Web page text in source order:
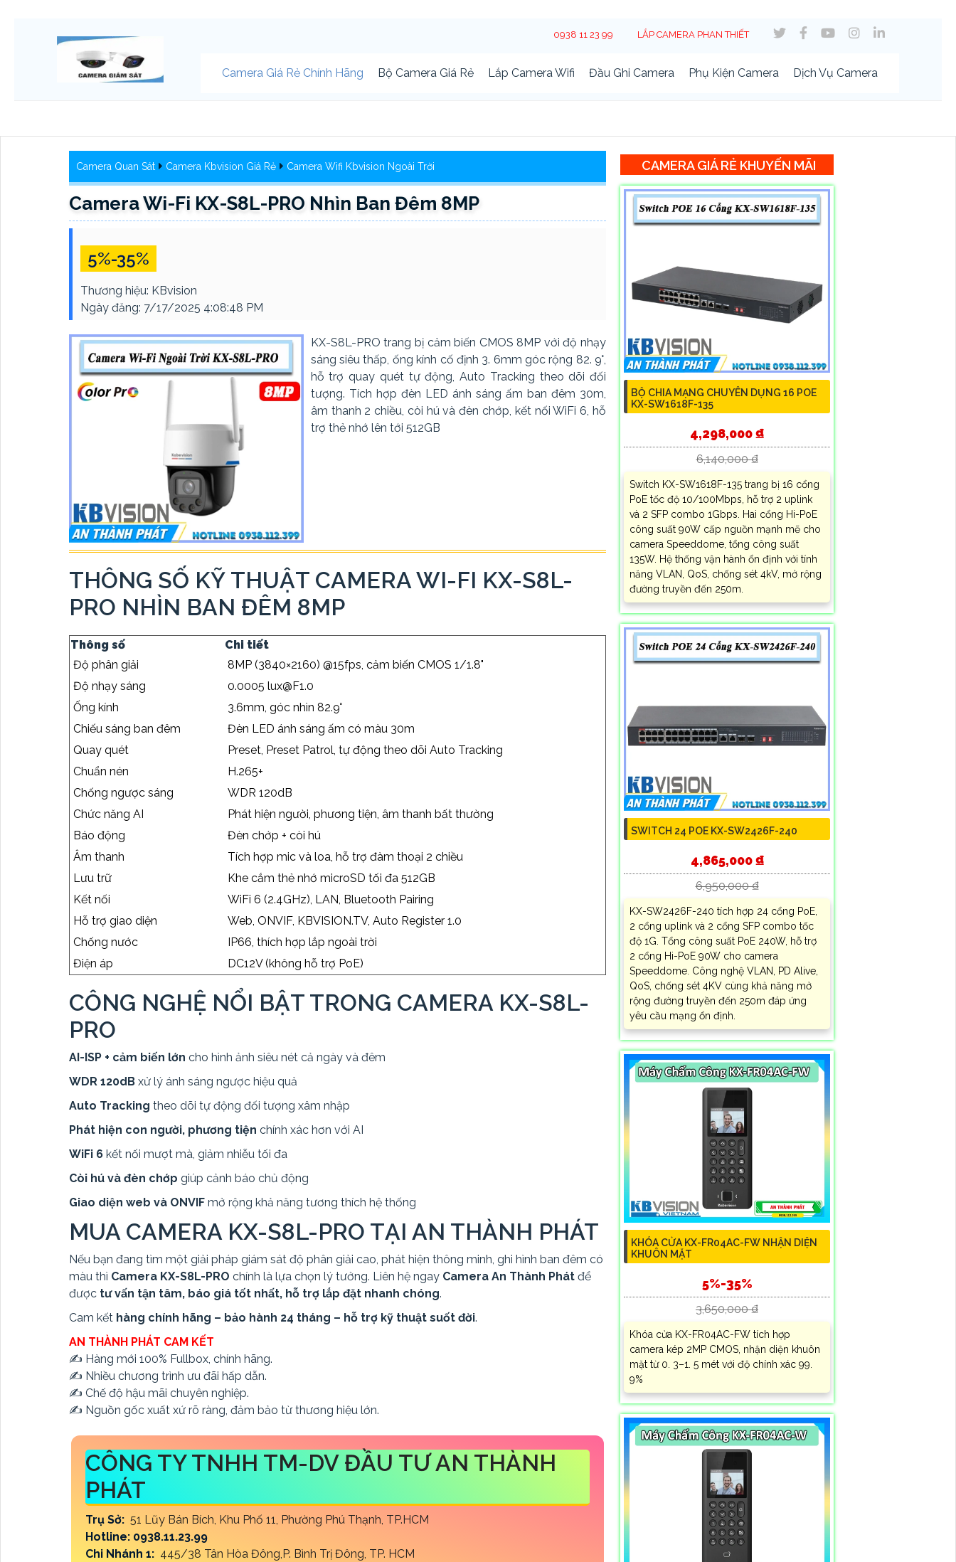
0938 11 23 99 LẮP CAMERA PHAN THIẾT
Camera Giá Rẻ Chính Hãng Bộ Camera Giá Rẻ Lắp Camera Wifi Đầu Ghi Camera Phụ Kiện Camera Dịch Vụ Camera
Camera Quan Sát Camera Kbvision Giá Rẻ Camera Wifi Kbvision Ngoài Trời
Camera Wi-Fi KX-S8L-PRO Nhìn Ban Đêm 8MP
5%-35%
Thương hiệu: KBvision
Ngày đăng: 7/17/2025 4:08:48 PM
KX-S8L-PRO trang bị cảm biến CMOS 8MP với độ nhạy
sáng siêu thấp, ống kính cố định 3. 6mm góc rộng 82. 9°,
hỗ trợ quay quét tự động, Auto Tracking theo dõi đối
tượng. Tích hợp đèn LED ánh sáng ấm ban đêm 30m,
âm thanh 2 chiều, còi hú và đèn chớp, kết nối WiFi 6, hỗ
trợ thẻ nhớ lên tới 512GB
THÔNG SỐ KỸ THUẬT CAMERA WI-FI KX-S8L-
PRO NHÌN BAN ĐÊM 8MP
Thông số
Chi tiết
Độ phân giải
8MP (3840×2160) @15fps, cảm biến CMOS 1/1.8"
Độ nhạy sáng
0.0005 lux@F1.0
Ống kính
3.6mm, góc nhìn 82.9°
Chiếu sáng ban đêm
Đèn LED ánh sáng ấm có màu 30m
Quay quét
Preset, Preset Patrol, tự động theo dõi Auto Tracking
Chuẩn nén
H.265+
Chống ngược sáng
WDR 120dB
Chức năng AI
Phát hiện người, phương tiện, âm thanh bất thường
Báo động
Đèn chớp + còi hú
Âm thanh
Tích hợp mic và loa, hỗ trợ đàm thoại 2 chiều
Lưu trữ
Khe cắm thẻ nhớ microSD tối đa 512GB
Kết nối
WiFi 6 (2.4GHz), LAN, Bluetooth Pairing
Hỗ trợ giao diện
Web, ONVIF, KBVISION.TV, Auto Register 1.0
Chống nước
IP66, thích hợp lắp ngoài trời
Điện áp
DC12V (không hỗ trợ PoE)
CÔNG NGHỆ NỔI BẬT TRONG CAMERA KX-S8L-
PRO
AI-ISP + cảm biến lớn cho hình ảnh siêu nét cả ngày và đêm
WDR 120dB xử lý ánh sáng ngược hiệu quả
Auto Tracking theo dõi tự động đối tượng xâm nhập
Phát hiện con người, phương tiện chính xác hơn với AI
WiFi 6 kết nối mượt mà, giảm nhiễu tối đa
Còi hú và đèn chớp giúp cảnh báo chủ động
Giao diện web và ONVIF mở rộng khả năng tương thích hệ thống
MUA CAMERA KX-S8L-PRO TẠI AN THÀNH PHÁT
Nếu bạn đang tìm một giải pháp giám sát độ phân giải cao, phát hiện thông minh, ghi hình ban đêm có
màu thì Camera KX-S8L-PRO chính là lựa chọn lý tưởng. Liên hệ ngay Camera An Thành Phát để
được tư vấn tận tâm, báo giá tốt nhất, hỗ trợ lắp đặt nhanh chóng.
Cam kết hàng chính hãng – bảo hành 24 tháng – hỗ trợ kỹ thuật suốt đời.
AN THÀNH PHÁT CAM KẾT
✍️ Hàng mới 100% Fullbox, chính hãng.
✍️ Nhiều chương trình ưu đãi hấp dẫn.
✍️ Chế độ hậu mãi chuyên nghiệp.
✍️ Nguồn gốc xuất xứ rõ ràng, đảm bảo từ thương hiệu lớn.
CÔNG TY TNHH TM-DV ĐẦU TƯ AN THÀNH
PHÁT
Trụ Sở: 51 Lũy Bán Bích, Khu Phố 11, Phường Phú Thạnh, TP.HCM
Hotline: 0938.11.23.99
Chi Nhánh 1: 445/38 Tân Hòa Đông,P. Bình Trị Đông, TP. HCM
CAMERA GIÁ RẺ KHUYẾN MÃI
BỘ CHIA MẠNG CHUYÊN DỤNG 16 POE
KX-SW1618F-135
4,298,000 ₫
6,140,000 ₫
Switch KX-SW1618F-135 trang bị 16 cổng
PoE tốc độ 10/100Mbps, hỗ trợ 2 uplink
và 2 SFP combo 1Gbps. Hai cổng Hi-PoE
công suất 90W cấp nguồn mạnh mẽ cho
camera Speeddome, tổng công suất
135W. Hệ thống vận hành ổn định với tính
năng VLAN, QoS, chống sét 4kV, mở rộng
đường truyền đến 250m.
SWITCH 24 POE KX-SW2426F-240
4,865,000 ₫
6,950,000 ₫
KX-SW2426F-240 tích hợp 24 cổng PoE,
2 cổng uplink và 2 cổng SFP combo tốc
độ 1G. Tổng công suất PoE 240W, hỗ trợ
2 cổng Hi-PoE 90W cho camera
Speeddome. Công nghệ VLAN, PD Alive,
QoS, chống sét 4KV cùng khả năng mở
rộng đường truyền đến 250m đáp ứng
yêu cầu mạng ổn định.
KHÓA CỬA KX-FR04AC-FW NHẬN DIỆN
KHUÔN MẶT
5%-35%
3,650,000 ₫
Khóa cửa KX-FR04AC-FW tích hợp
camera kép 2MP CMOS, nhận diện khuôn
mặt từ 0. 3–1. 5 mét với độ chính xác 99.
9%